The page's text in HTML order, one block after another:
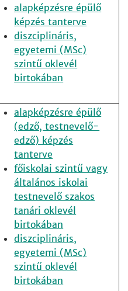
alapképzésre épülő
képzés tanterve
diszciplináris,
egyetemi (MSc)
szintű oklevél
birtokában
alapképzésre épülő
(edző, testnevelő-
edző) képzés
tanterve
főiskolai szintű vagy
általános iskolai
testnevelő szakos
tanári oklevél
birtokában
diszciplináris,
egyetemi (MSc)
szintű oklevél
birtokában